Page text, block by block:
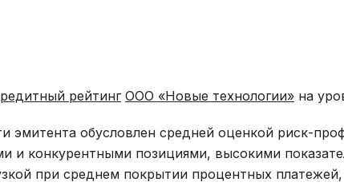
рейтинг ООО «Новые технологии» на
эмитента обусловлен средней оценкой риск-
и конкурентными позициями, высокими
при среднем покрытии процентных